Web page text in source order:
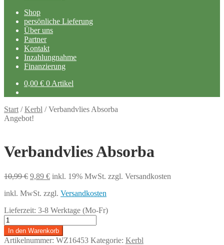
Shop
persönliche Lieferung
Über uns
Partner
Kontakt
Inzahlungnahme
Finanzierung
0,00 € 0 Artikel
Start /Kerbl /Verbandvlies Absorba
Angebot!
Verbandvlies Absorba
10,99€ Ursprünglicher
war:
9,89 €Aktueller
ist:
inkl. 19% MwSt. zzgl. Versandkosten
inkl. MwSt. zzgl. Versandkosten
Lieferzeit: 3-8 Werktage (Mo-Fr)
Verbandvlies
Absorba
Menge
In den Warenkorb
Artikelnummer: WZ16453 Kategorie: Kerbl